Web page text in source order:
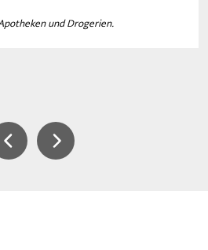
und Drogerien.